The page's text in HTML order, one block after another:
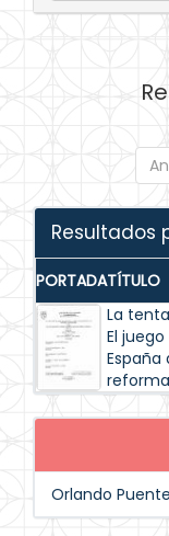
Resultados
PORTADATÍTULO
La
El
España
Orlando